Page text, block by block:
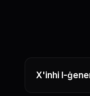
X'inhi l-